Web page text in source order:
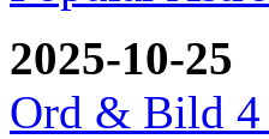
2025-10-25
Ord & Bild 4